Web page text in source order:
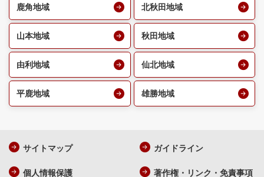
鹿角地域 北秋田地域
山本地域 秋田地域
由利地域 仙北地域
平鹿地域 雄勝地域
サイトマップ ガイドライン
個人情報保護 著作権・リンク・免責事項